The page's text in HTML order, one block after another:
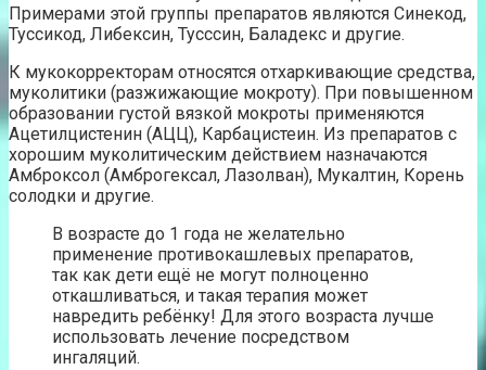
Примерами этой группы препаратов являются Синекод,
Туссикод, Либексин, Тусссин, Баладекс и другие.
К мукокорректорам относятся отхаркивающие средства,
муколитики (разжижающие мокроту). При повышенном
образовании густой вязкой мокроты применяются
Ацетилцистенин (АЦЦ), Карбацистеин. Из препаратов с
хорошим муколитическим действием назначаются
Амброксол (Амброгексал, Лазолван), Мукалтин, Корень
солодки и другие.
В возрасте до 1 года не желательно
применение противокашлевых препаратов,
так как дети ещё не могут полноценно
откашливаться, и такая терапия может
навредить ребёнку! Для этого возраста лучше
использовать лечение посредством
ингаляций.